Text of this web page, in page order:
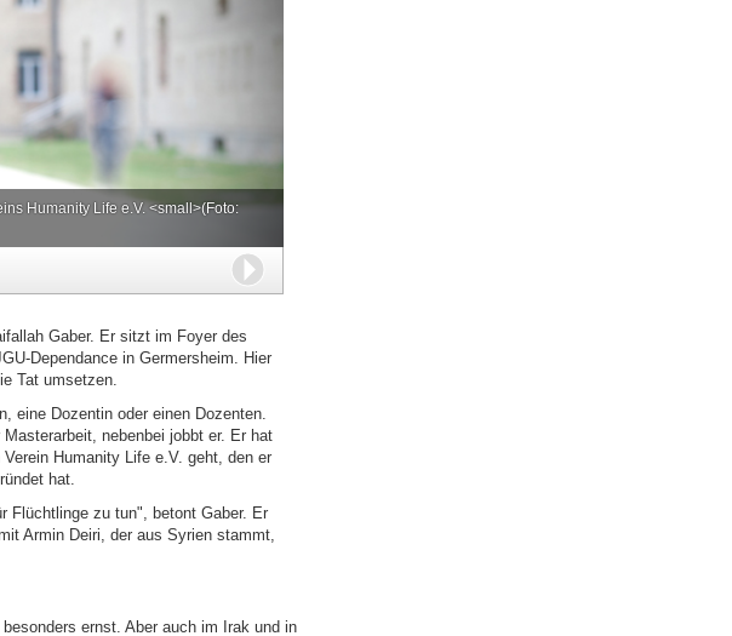
Humanity Life e.V. <small>(Foto:
Weiter
Gaber. Er sitzt im Foyer des
Dependance in Germersheim. Hier
Tat umsetzen.
eine Dozentin oder einen Dozenten.
nebenbei jobbt er. Er hat
Humanity Life e.V. geht, den er
hat.
Flüchtlinge zu tun", betont Gaber. Er
Armin Deiri, der aus Syrien stammt,
ernst. Aber auch im Irak und in